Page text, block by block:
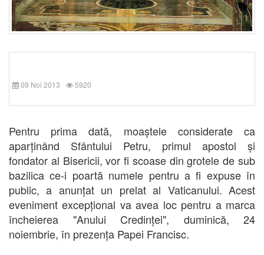
09 Noi 2013 5920
Pentru prima dată, moaștele considerate ca
aparținând Sfântului Petru, primul apostol și
fondator al Bisericii, vor fi scoase din grotele de sub
bazilica ce-i poartă numele pentru a fi expuse în
public, a anunțat un prelat al Vaticanului. Acest
eveniment excepțional va avea loc pentru a marca
încheierea "Anului Credinței", duminică, 24
noiembrie, în prezența Papei Francisc.